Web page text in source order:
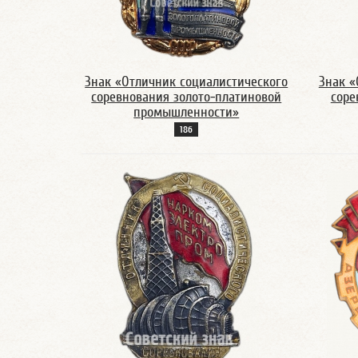
Знак «Отличник социалистического
соревнования золото-платиновой
промышленности»
18б
Знак